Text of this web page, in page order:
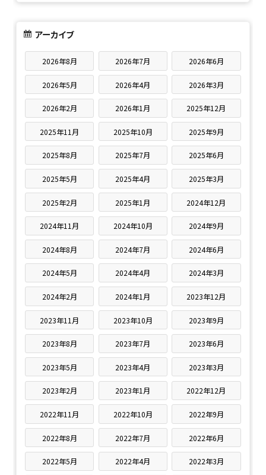
アーカイブ
2026年8月 2026年7月 2026年6月
2026年5月 2026年4月 2026年3月
2026年2月 2026年1月 2025年12月
2025年11月 2025年10月 2025年9月
2025年8月 2025年7月 2025年6月
2025年5月 2025年4月 2025年3月
2025年2月 2025年1月 2024年12月
2024年11月 2024年10月 2024年9月
2024年8月 2024年7月 2024年6月
2024年5月 2024年4月 2024年3月
2024年2月 2024年1月 2023年12月
2023年11月 2023年10月 2023年9月
2023年8月 2023年7月 2023年6月
2023年5月 2023年4月 2023年3月
2023年2月 2023年1月 2022年12月
2022年11月 2022年10月 2022年9月
2022年8月 2022年7月 2022年6月
2022年5月 2022年4月 2022年3月